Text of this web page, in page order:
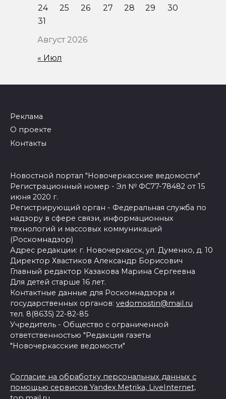
Август 2026
24
25 26 27 28 29
30
31
« Июл
Реклама
О проекте
Контакты
Новостной портал "Новочеркасские ведомости"
Регистрационный номер - Эл № ФС77-78482 от 15
июня 2020 г.
Регистрирующий орган - Федеральная служба по
надзору в сфере связи, информационных
технологий и массовых коммуникаций
(Роскомнадзор)
Адрес редакции: г. Новочеркасск, ул. Думенко, д. 10
Директор Хвастиков Александр Борисович
Главный редактор Казакова Марина Сергеевна
Для детей старше 16 лет.
Контактные данные для Роскомнадзора и
государственных органов: vedomostin@mail.ru
тел. 8(8635) 22-82-85
Учредитель - Общество с ограниченной
ответственностью "Редакция газеты
"Новочеркасские ведомости"
Согласие на обработку персональных данных с
помощью сервисов Yandex.Metrika, LiveInternet,